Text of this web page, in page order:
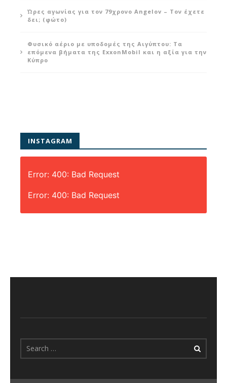
Ώρες αγωνίας για τον 79χρονο Angelov – Τον έχετε
δει; (φώτο)
Φυσικό αέριο με υποδομές της Αιγύπτου: Τα
επόμενα βήματα της ExxonMobil και η αξία για την
Κύπρο
INSTAGRAM
Error: 400: Bad Request
Error: 400: Bad Request